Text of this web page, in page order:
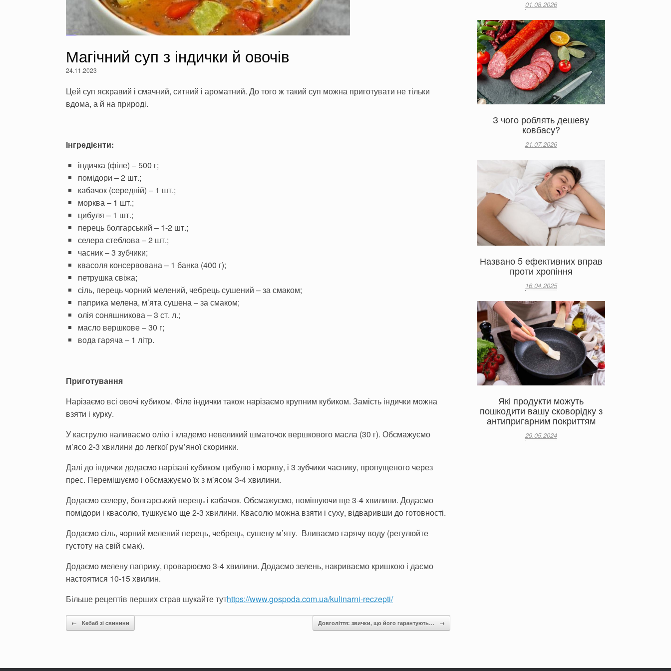
Магічний суп з індички й овочів
24.11.2023
Цей суп яскравий і смачний, ситний і ароматний. До того ж такий суп можна приготувати не тільки
вдома, а й на природі.
Інгредієнти:
індичка (філе) – 500 г;
помідори – 2 шт.;
кабачок (середній) – 1 шт.;
морква – 1 шт.;
цибуля – 1 шт.;
перець болгарський – 1-2 шт.;
селера стеблова – 2 шт.;
часник – 3 зубчики;
квасоля консервована – 1 банка (400 г);
петрушка свіжа;
сіль, перець чорний мелений, чебрець сушений – за смаком;
паприка мелена, м’ята сушена – за смаком;
олія соняшникова – 3 ст. л.;
масло вершкове – 30 г;
вода гаряча – 1 літр.
Приготування
Нарізаємо всі овочі кубиком. Філе індички також нарізаємо крупним кубиком. Замість індички можна
взяти і курку.
У каструлю наливаємо олію і кладемо невеликий шматочок вершкового масла (30 г). Обсмажуємо
м’ясо 2-3 хвилини до легкої рум’яної скоринки.
Далі до індички додаємо нарізані кубиком цибулю і моркву, і 3 зубчики часнику, пропущеного через
прес. Перемішуємо і обсмажуємо їх з м’ясом 3-4 хвилини.
Додаємо селеру, болгарський перець і кабачок. Обсмажуємо, помішуючи ще 3-4 хвилини. Додаємо
помідори і квасолю, тушкуємо ще 2-3 хвилини. Квасолю можна взяти і суху, відваривши до готовності.
Додаємо сіль, чорний мелений перець, чебрець, сушену м’яту. Вливаємо гарячу воду (регулюйте
густоту на свій смак).
Додаємо мелену паприку, проварюємо 3-4 хвилини. Додаємо зелень, накриваємо кришкою і даємо
настоятися 10-15 хвилин.
Більше рецептів перших страв шукайте тутhttps://www.gospoda.com.ua/kulinarni-reczepti/
Post navigation
← Кебаб зі свинини Довголіття: звички, що його гарантують… →
01.08.2026
З чого роблять дешеву
ковбасу?
21.07.2026
Названо 5 ефективних вправ
проти хропіння
16.04.2025
Які продукти можуть
пошкодити вашу сковорідку з
антипригарним покриттям
29.05.2024